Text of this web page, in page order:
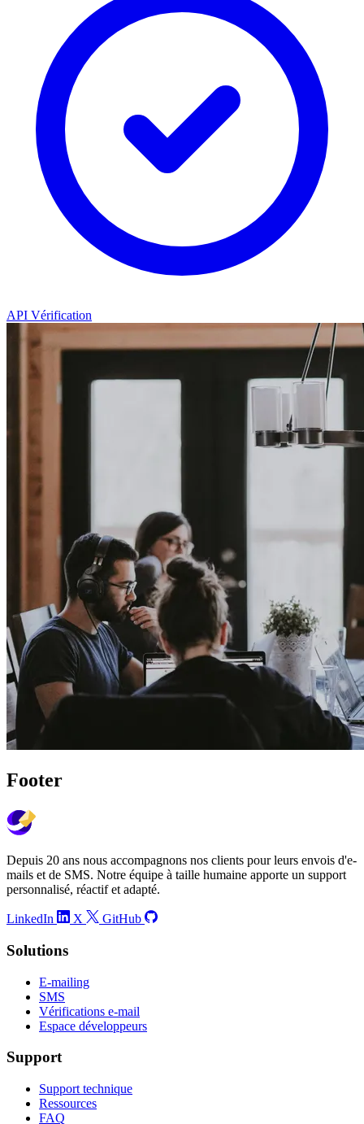
API Vérification
Footer
Depuis 20 ans nous accompagnons nos clients pour leurs envois d'e-
mails et de SMS. Notre équipe à taille humaine apporte un support
personnalisé, réactif et adapté.
LinkedIn X GitHub
Solutions
E-mailing
SMS
Vérifications e-mail
Espace développeurs
Support
Support technique
Ressources
FAQ